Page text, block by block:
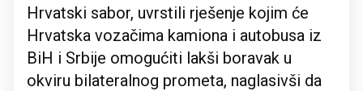
Hrvatski sabor, uvrstili rješenje kojim će
Hrvatska vozačima kamiona i autobusa iz
BiH i Srbije omogućiti lakši boravak u
okviru bilateralnog prometa, naglasivši da